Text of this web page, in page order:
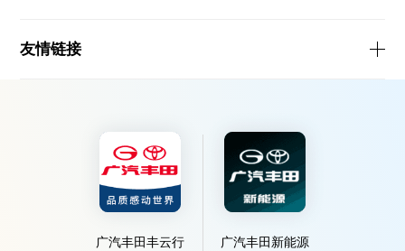
友情链接
广汽丰田丰云行 广汽丰田新能源